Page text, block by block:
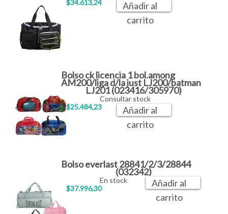
$34.613,24
Añadir al
carrito
Bolso ck licencia 1 bol.among
AM200/liga d/la just LJ200/batman
LJ201 (023416/305970)
$25.484,23
Consultar stock
Añadir al
carrito
Bolso everlast 28841/2/3/28844
(032342)
$37.996,30
En stock
Añadir al
carrito